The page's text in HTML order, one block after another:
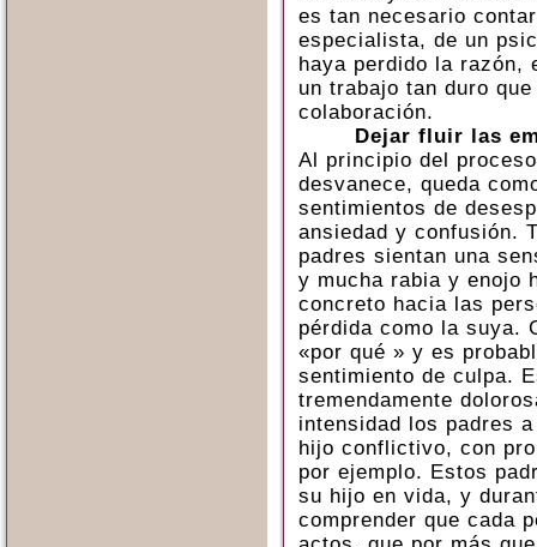
es tan necesario
especialista, de un
haya perdido la razón,
un trabajo tan duro
colaboración.
Dejar fluir las
Al principio del
desvanece, queda
sentimientos de
ansiedad y confusión.
padres sientan una
y mucha rabia y enojo
concreto hacia las
pérdida como la suya.
«por qué » y es
sentimiento de culpa.
tremendamente
intensidad los padres
hijo conflictivo, con
por ejemplo. Estos
su hijo en vida, y
comprender que cada